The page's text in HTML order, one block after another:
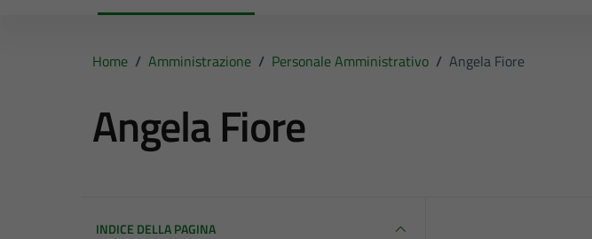
Home / Amministrazione / Personale Amministrativo / Angela Fiore
Angela Fiore
INDICE DELLA PAGINA